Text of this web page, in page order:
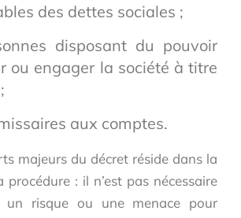
des dettes sociales ;
disposant du pouvoir
ou engager la société à titre
aux comptes.
majeurs du décret réside dans la
procédure : il n’est pas nécessaire
un risque ou une menace pour